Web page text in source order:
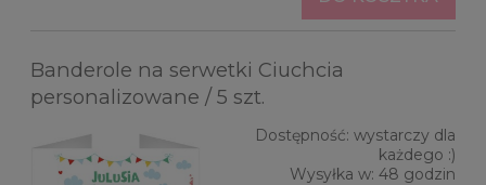
Banderole na serwetki Ciuchcia
personalizowane / 5 szt.
Dostępność: wystarczy dla
każdego :)
Wysyłka w: 48 godzin